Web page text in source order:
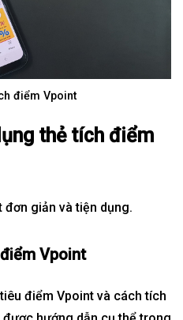
điểm Vpoint
thẻ tích điểm
giản và tiện dụng.
Vpoint
điểm Vpoint và cách tích